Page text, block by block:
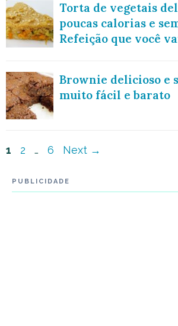
Torta de vegetais
poucas calorias e
Refeição que você
Brownie delicioso e
muito fácil e barato
Navegação
post
Page
1 Page
2 … Page
6 Next →
PUBLICIDADE